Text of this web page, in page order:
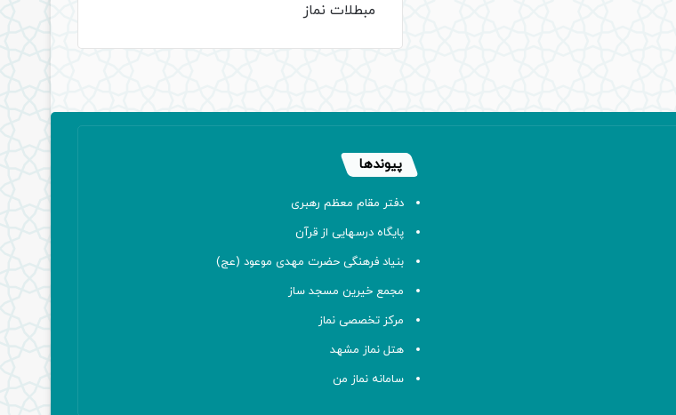
مبطلات نماز
پیوندها
دفتر مقام معظم رهبری
پایگاه درسهایی از قرآن
بنیاد فرهنگی حضرت مهدی موعود (عج)
مجمع خیرین مسجد ساز
مرکز تخصصی نماز
هتل نماز مشهد
سامانه نماز من